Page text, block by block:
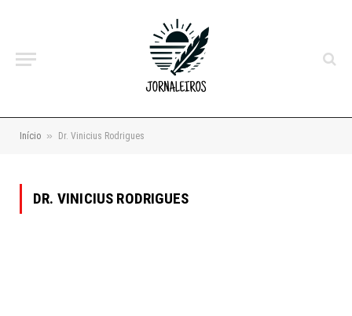
Início » Dr. Vinicius Rodrigues
DR. VINICIUS RODRIGUES